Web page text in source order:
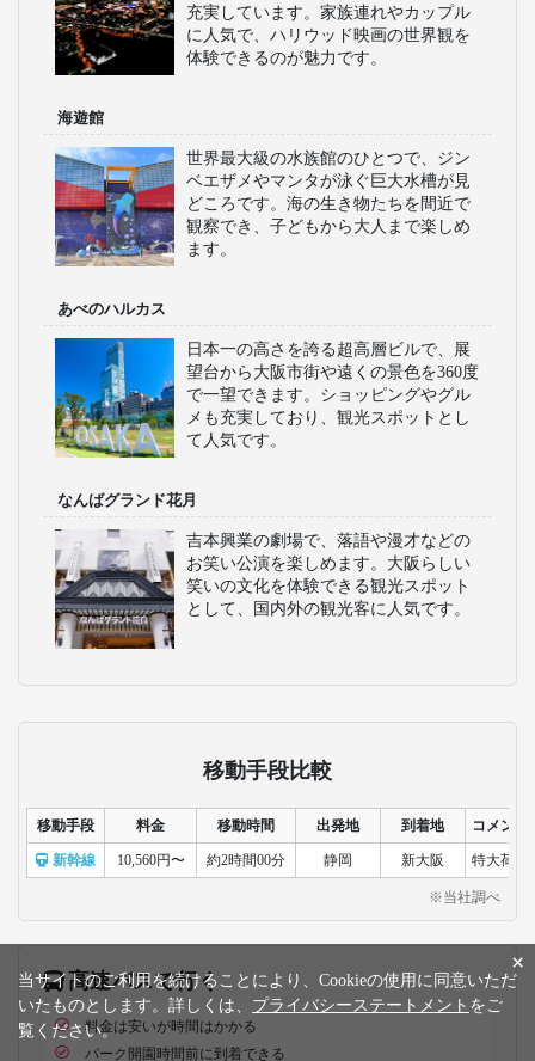
充実しています。家族連れやカップル
に人気で、ハリウッド映画の世界観を
体験できるのが魅力です。
海遊館
世界最大級の水族館のひとつで、ジン
ベエザメやマンタが泳ぐ巨大水槽が見
どころです。海の生き物たちを間近で
観察でき、子どもから大人まで楽しめ
ます。
あべのハルカス
日本一の高さを誇る超高層ビルで、展
望台から大阪市街や遠くの景色を360度
で一望できます。ショッピングやグル
メも充実しており、観光スポットとし
て人気です。
なんばグランド花月
吉本興業の劇場で、落語や漫才などの
お笑い公演を楽しめます。大阪らしい
笑いの文化を体験できる観光スポット
として、国内外の観光客に人気です。
移動手段比較
移動手段 料金 移動時間 出発地 到着地 コメント
新幹線 10,560円〜 約2時間00分 静岡 新大阪 特大荷物
※当社調べ
高速バスで行く
料金は安いが時間はかかる
パーク開園時間前に到着できる
×
当サイトのご利用を続けることにより、Cookieの使用に同意いただ
いたものとします。詳しくは、 プライバシーステートメント をご
覧ください。